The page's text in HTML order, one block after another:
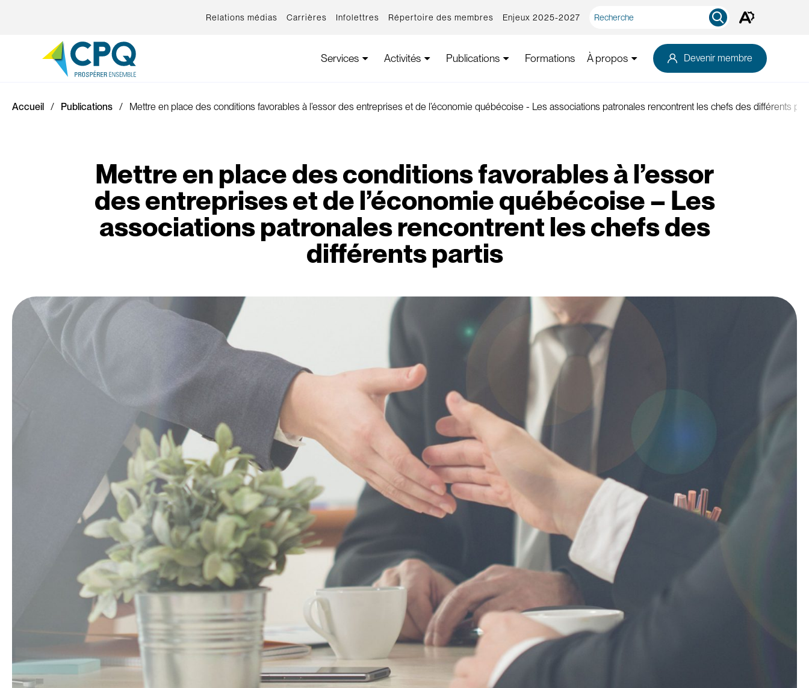
Relations médias Carrières Infolettres Répertoire des membres Enjeux 2025-2027
rapide
Ouvrez
d'outils
d'accessibilité.
Services Activités Publications Formations À propos Devenir membre
Accueil Publications Mettre en place des conditions favorables à l’essor des entreprises et de l’économie québécoise - Les associations patronales rencontrent les chefs des différents
Mettre en place des conditions favorables à l’essor
des entreprises et de l’économie québécoise – Les
associations patronales rencontrent les chefs des
différents partis